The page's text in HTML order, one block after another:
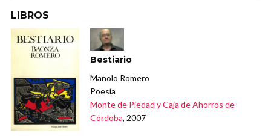
LIBROS
Bestiario
Manolo Romero
Poesía
Monte de Piedad y Caja de Ahorros de
Córdoba, 2007